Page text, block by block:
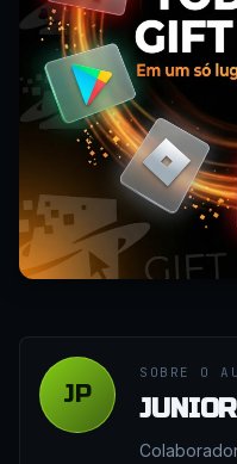
JP
SOBRE O